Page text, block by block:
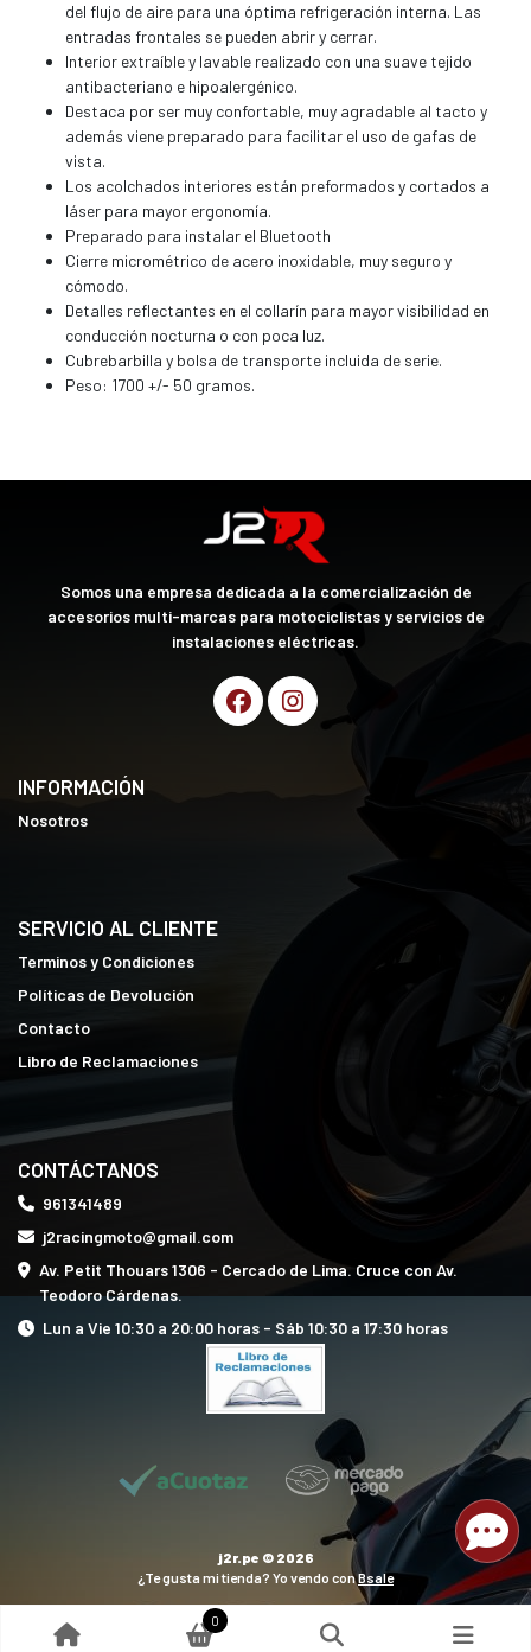
del flujo de aire para una óptima refrigeración interna. Las
entradas frontales se pueden abrir y cerrar.
Interior extraíble y lavable realizado con una suave tejido
antibacteriano e hipoalergénico.
Destaca por ser muy confortable, muy agradable al tacto y
además viene preparado para facilitar el uso de gafas de
vista.
Los acolchados interiores están preformados y cortados a
láser para mayor ergonomía.
Preparado para instalar el Bluetooth
Cierre micrométrico de acero inoxidable, muy seguro y
cómodo.
Detalles reflectantes en el collarín para mayor visibilidad en
conducción nocturna o con poca luz.
Cubrebarbilla y bolsa de transporte incluida de serie.
Peso: 1700 +/- 50 gramos.
Somos una empresa dedicada a la comercialización de
accesorios multi-marcas para motociclistas y servicios de
instalaciones eléctricas.
INFORMACIÓN
Nosotros
SERVICIO AL CLIENTE
Terminos y Condiciones
Políticas de Devolución
Contacto
Libro de Reclamaciones
CONTÁCTANOS
961341489
j2racingmoto@gmail.com
Av. Petit Thouars 1306 - Cercado de Lima. Cruce con Av.
Teodoro Cárdenas.
Lun a Vie 10:30 a 20:00 horas - Sáb 10:30 a 17:30 horas
j2r.pe © 2026
¿Te gusta mi tienda? Yo vendo conBsale
0